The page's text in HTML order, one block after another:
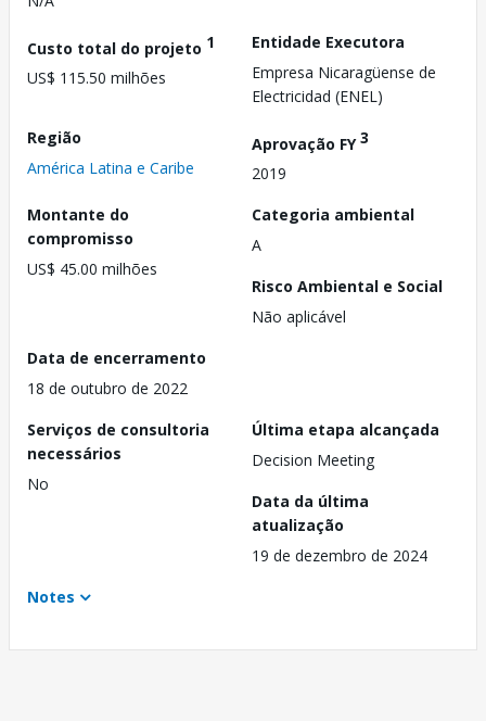
Custo total do projeto 1
US$ 115.50 milhões
Entidade Executora
Empresa Nicaragüense de
Electricidad (ENEL)
Região
América Latina e Caribe
Aprovação FY3
2019
Montante do
compromisso
US$ 45.00 milhões
Categoria ambiental
A
Risco Ambiental e Social
Não aplicável
Data de encerramento
18 de outubro de 2022
Serviços de consultoria
necessários
No
Última etapa alcançada
Decision Meeting
Data da última
atualização
19 de dezembro de 2024
Notes